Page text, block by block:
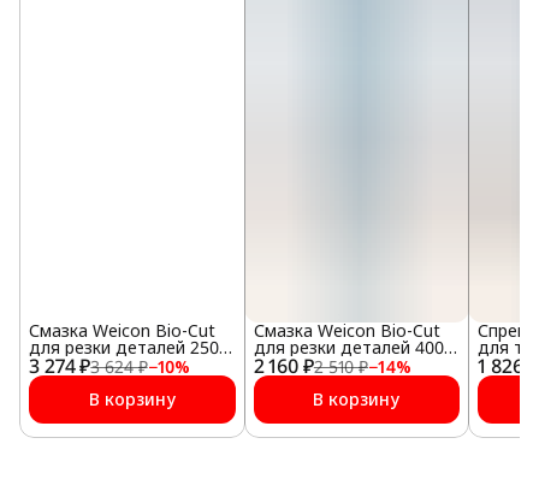
3 274 ₽3 624 ₽−10%
Смазка Weicon Bio-Cut
для резки деталей 250
мл
В корзину
2 160 ₽2 510 ₽−14%
Смазка Weicon Bio-Cut
для резки деталей 400
мл
В корзину
1 826 ₽
Спрей
для
мл